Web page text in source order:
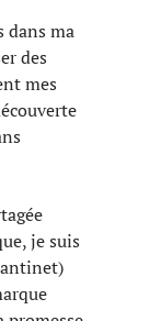
dans ma
des
mes
je suis